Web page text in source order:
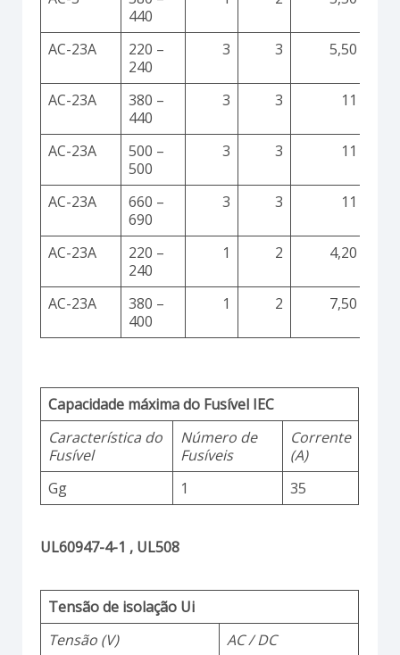
440
AC-23A
220 –
240
3 3 5,50
AC-23A
380 –
440
3 3 11
AC-23A
500 –
500
3 3 11
AC-23A
660 –
690
3 3 11
AC-23A
220 –
240
1 2 4,20
AC-23A
380 –
400
1 2 7,50
Capacidade máxima do Fusível IEC
Característica do
Fusível
Número de
Fusíveis
Corrente
(A)
Gg
1 35
UL60947-4-1 , UL508
Tensão de isolação Ui
Tensão (V)
AC / DC